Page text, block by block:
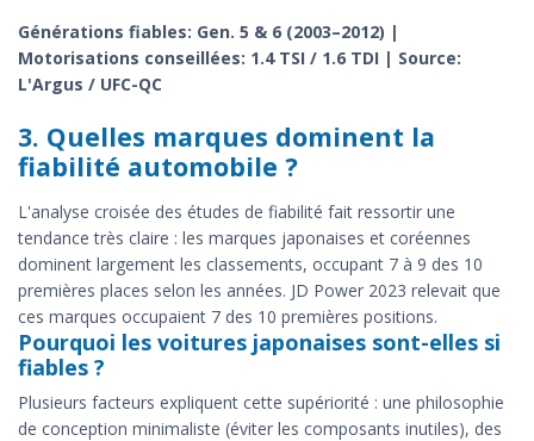
Générations fiables: Gen. 5 & 6 (2003–2012) |
Motorisations conseillées: 1.4 TSI / 1.6 TDI | Source:
L'Argus / UFC-QC
3. Quelles marques dominent la
fiabilité automobile ?
L'analyse croisée des études de fiabilité fait ressortir une
tendance très claire : les marques japonaises et coréennes
dominent largement les classements, occupant 7 à 9 des 10
premières places selon les années. JD Power 2023 relevait que
ces marques occupaient 7 des 10 premières positions.
Pourquoi les voitures japonaises sont-elles si
fiables ?
Plusieurs facteurs expliquent cette supériorité : une philosophie
de conception minimaliste (éviter les composants inutiles), des